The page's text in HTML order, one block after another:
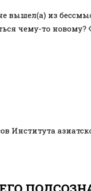
вышел(а) из
чему-то
Института